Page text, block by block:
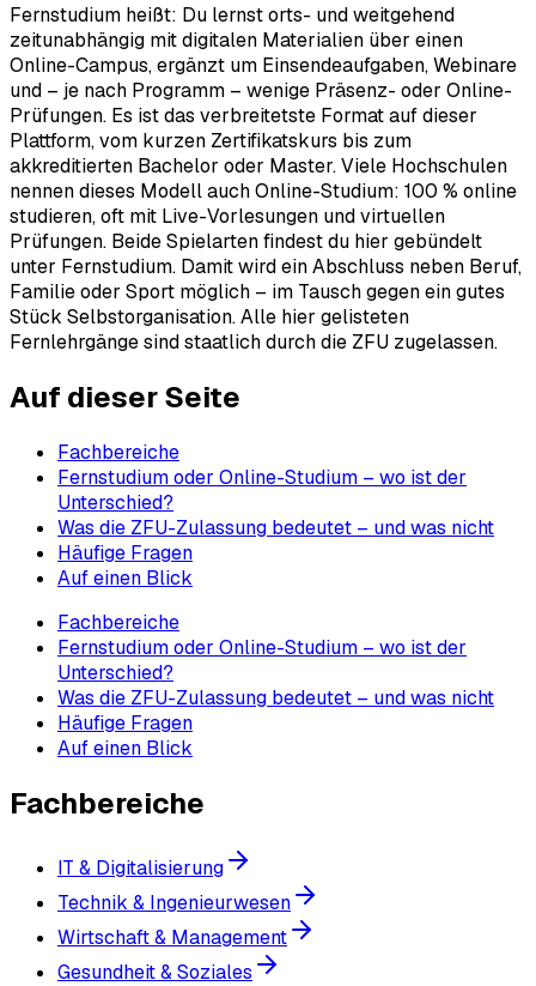
Fernstudium heißt: Du lernst orts- und weitgehend
zeitunabhängig mit digitalen Materialien über einen
Online-Campus, ergänzt um Einsendeaufgaben, Webinare
und – je nach Programm – wenige Präsenz- oder Online-
Prüfungen. Es ist das verbreitetste Format auf dieser
Plattform, vom kurzen Zertifikatskurs bis zum
akkreditierten Bachelor oder Master. Viele Hochschulen
nennen dieses Modell auch Online-Studium: 100 % online
studieren, oft mit Live-Vorlesungen und virtuellen
Prüfungen. Beide Spielarten findest du hier gebündelt
unter Fernstudium. Damit wird ein Abschluss neben Beruf,
Familie oder Sport möglich – im Tausch gegen ein gutes
Stück Selbstorganisation. Alle hier gelisteten
Fernlehrgänge sind staatlich durch die ZFU zugelassen.
Auf dieser Seite
Fachbereiche
Fernstudium oder Online-Studium – wo ist der
Unterschied?
Was die ZFU-Zulassung bedeutet – und was nicht
Häufige Fragen
Auf einen Blick
Fachbereiche
Fernstudium oder Online-Studium – wo ist der
Unterschied?
Was die ZFU-Zulassung bedeutet – und was nicht
Häufige Fragen
Auf einen Blick
Fachbereiche
IT & Digitalisierung
Technik & Ingenieurwesen
Wirtschaft & Management
Gesundheit & Soziales